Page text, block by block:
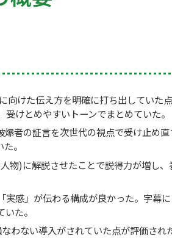
けた伝え方を明確に打ち出していた
けとめやすいトーンでまとめていた。
者の証言を次世代の視点で受け止め
。
物)に解説させたことで説得力が増し
感」が伝わる構成が良かった。字幕
た。
わない導入がされていた点が評価され